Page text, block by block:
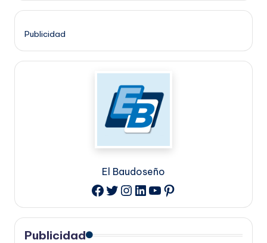
Publicidad
El Baudoseño
Facebook
Twitter
Instagram
LinkedIn
YouTube
Pinterest
Publicidad